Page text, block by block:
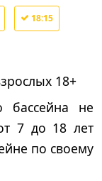
18:15
18+
не
7 до 18 лет
по своему